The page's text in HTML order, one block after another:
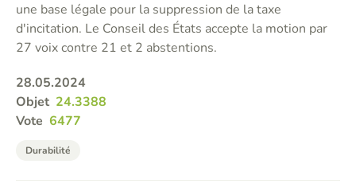
une base légale pour la suppression de la taxe
d'incitation. Le Conseil des États accepte la motion par
27 voix contre 21 et 2 abstentions.
28.05.2024
Objet 24.3388
Vote 6477
Durabilité